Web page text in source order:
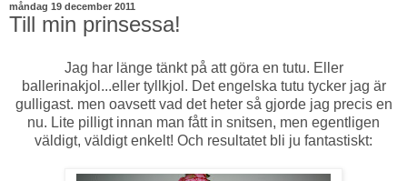
måndag 19 december 2011
Till min prinsessa!
Jag har länge tänkt på att göra en tutu. Eller
ballerinakjol...eller tyllkjol. Det engelska tutu tycker jag är
gulligast. men oavsett vad det heter så gjorde jag precis en
nu. Lite pilligt innan man fått in snitsen, men egentligen
väldigt, väldigt enkelt! Och resultatet bli ju fantastiskt: